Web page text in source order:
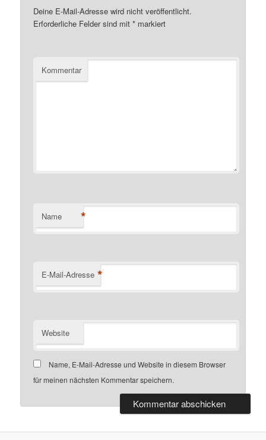
Deine E-Mail-Adresse wird nicht veröffentlicht.
Erforderliche Felder sind mit* markiert
Kommentar
Name *
E-Mail-Adresse *
Website
Name, E-Mail-Adresse und Website in diesem Browser
für meinen nächsten Kommentar speichern.